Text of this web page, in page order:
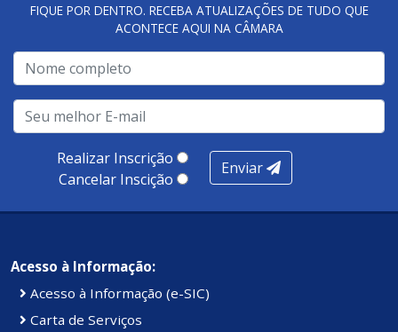
FIQUE POR DENTRO. RECEBA ATUALIZAÇÕES DE TUDO QUE
ACONTECE AQUI NA CÂMARA
Realizar Inscrição
Cancelar Inscição
Enviar
Acesso à Informação:
Acesso à Informação (e-SIC)
Carta de Serviços